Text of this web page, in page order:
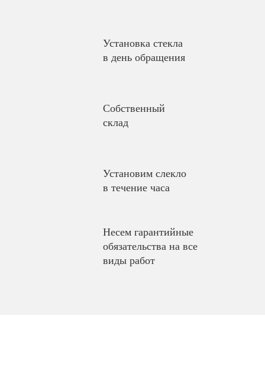
Установка стекла
в день обращения
Собственный
склад
Установим слекло
в течение часа
Несем гарантийные
обязательства на все
виды работ